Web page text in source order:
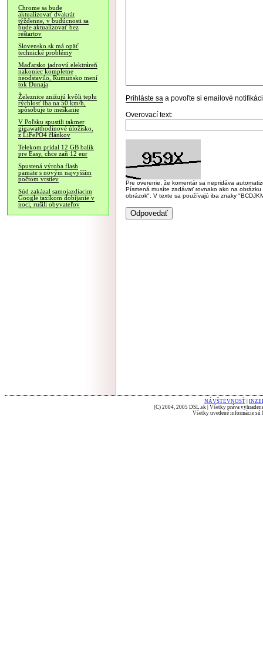
Chrome sa bude
aktualizovať dvakrát
týždenne, v budúcnosti sa
bude aktualizovať bez
reštartov
Slovensko.sk má opäť
technické problémy
Maďarsko jadrovú elektráreň
nakoniec kompletne
neodstavilo, Rumunsko mení
tok Dunaja
Železnice znižujú kvôli teplu
rýchlosť iba na 50 km/h,
spôsobuje to meškanie
V Poľsku spustili takmer
gigawatthodinové úložisko,
z LiFePO4 článkov
Telekom pridal 12 GB balík
pre Easy, chce zaň 12 eur
Spustená výroba flash
pamäte s novým najvyšším
počtom vrstiev
Súd zakázal samojazdiacim
Google taxíkom dobíjanie v
noci, rušili obyvateľov
Prihláste sa a povoľte si emailové
Overovací text:
Pre overenie, že komentár sa nepridáva
Písmená musíte zadávať rovnako ako na
obrázok". V texte sa používajú iba znaky
NÁVŠTEVNOSŤ
(C) 2004, 2005 DSL.sk | Všetky práva
Všetky uvedené informácie sú